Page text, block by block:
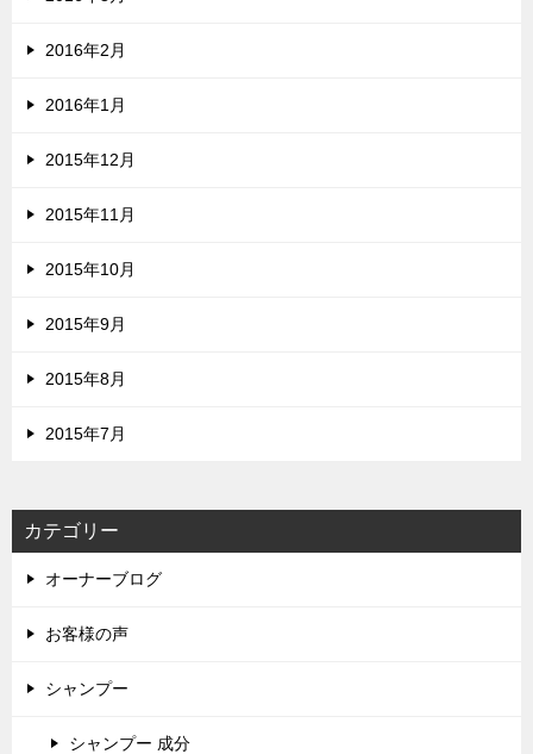
2016年2月
2016年1月
2015年12月
2015年11月
2015年10月
2015年9月
2015年8月
2015年7月
カテゴリー
オーナーブログ
お客様の声
シャンプー
シャンプー 成分